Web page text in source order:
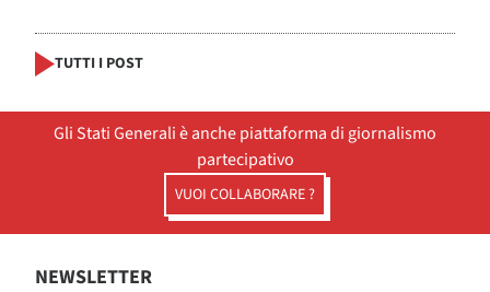
TUTTI I POST
Gli Stati Generali è anche piattaforma di giornalismo
partecipativo
VUOI COLLABORARE ?
NEWSLETTER